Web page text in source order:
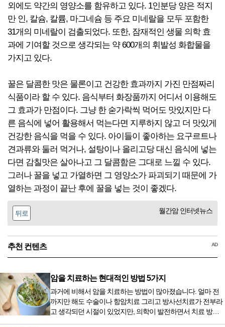
외에도 약간의 영양소를 함유하고 있다. 1인분당 양은 적지
만 인, 칼슘, 칼륨, 마그네슘 등 주요 미네랄을 모두 포함한
31개의 미네랄이 검출되었다. 또한, 잠재적인 생물 의학 효
과에 기여할 것으로 생각되는 약 600개의 휘발성 화합물을
가지고 있다.
꿀은 달콤한 맛은 물론이고 건강한 효과까지 가진 만점짜리
식품이라 할 수 있다. 음식부터 화장품까지 어디서 이용해도
그 효과가 만점이다. 그냥 한 숟가락씩 먹어도 맛있지만 다
른 음식에 넣어 활용해서 먹는다면 지루하지 않고 더 맛있게
건강한 음식을 먹을 수 있다. 아이들이 좋아하는 요구르트나
견과류와 둘러 먹거나, 설탕이나 올리고당 대신 음식에 넣는
다면 감칠맛은 살아나고 그 달콤함은 그대로 느낄 수 있다.
그러나 꿀을 넣고 가열하면 그 영양소가 파괴되기 때문에 가
열하는 과정이 끝난 후에 꿀을 넣는 것이 좋겠다.
뒤로 월간암 인터넷뉴스
추천 컨텐츠 AD
암을 치료하는 현대적인 방법 5가지
과거에 비해서 암을 치료하는 방법이 많아졌습니다. 얼마 전
까지만 해도 수술이나 항암치료 그리고 방사선치료가 전부라
고 생각되던 시절이 있었지만, 의학이 발전하면서 치료 방법